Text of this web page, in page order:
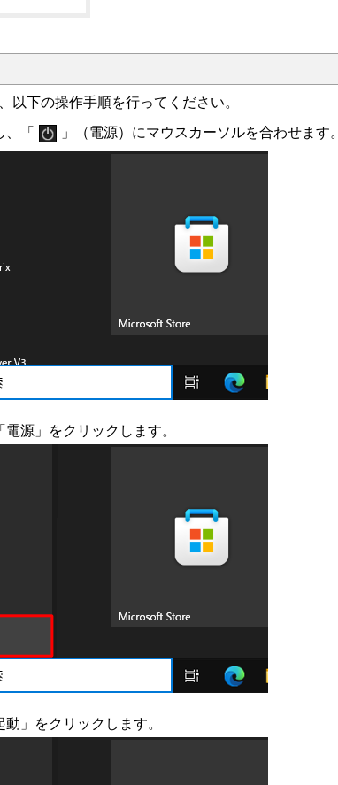
以下の操作手順を行ってください。
、「 」（電源）にマウスカーソルを合わせます。
源」をクリックします。
」をクリックします。